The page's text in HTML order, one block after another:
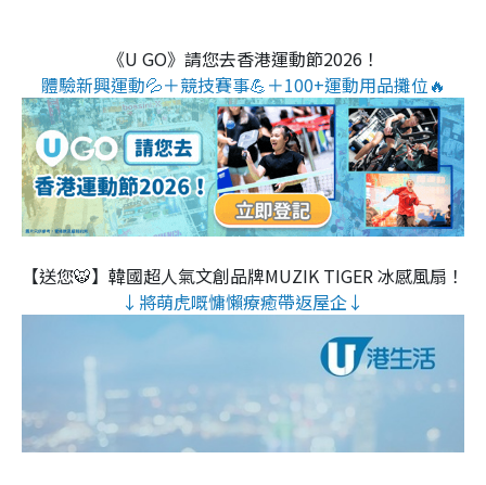
《U GO》請您去香港運動節2026！
體驗新興運動💦＋競技賽事💪＋100+運動用品攤位🔥
【送您🐯】韓國超人氣文創品牌MUZIK TIGER 冰感風扇！
↓將萌虎嘅慵懶療癒帶返屋企↓